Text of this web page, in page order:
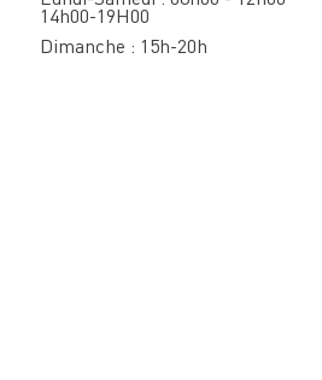
14h00-19H00
Dimanche : 15h-20h